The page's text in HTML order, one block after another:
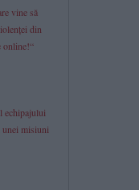
vine să
din
online!“
echipajului
unei misiuni